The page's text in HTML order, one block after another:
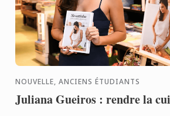
NOUVELLE, ANCIENS ÉTUDIANTS
Juliana Gueiros : rendre la